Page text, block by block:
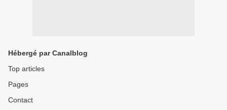
Hébergé par Canalblog
Top articles
Pages
Contact